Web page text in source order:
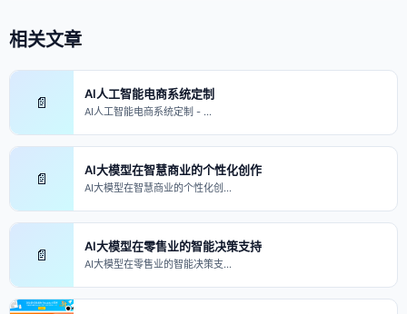
相关文章
📄 AI人工智能电商系统定制
AI人工智能电商系统定制 - …
📄 AI大模型在智慧商业的个性化创作
AI大模型在智慧商业的个性化创…
📄 AI大模型在零售业的智能决策支持
AI大模型在零售业的智能决策支…